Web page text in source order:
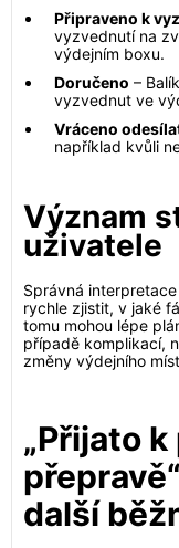
Připraveno k
vyzvednutí na
výdejním boxu.
Doručeno –
vyzvednut ve
Vráceno
například kvůli
Význam
uživatele
Správná
rychle zjistit, v jaké
tomu mohou lépe
případě komplikací,
změny výdejního
„Přijato k
další